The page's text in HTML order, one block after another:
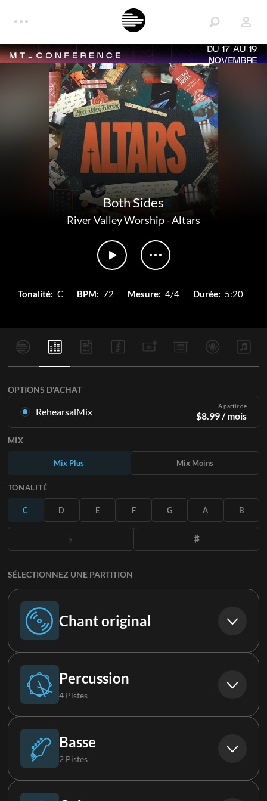
DU 17 AU 19
NOVEMBRE
Both Sides
River Valley Worship-Altars
Tonalité: C BPM: 72 Mesure: 4/4 Durée: 5:20
OPTIONS D'ACHAT
RehearsalMix À partir de
$8.99/ mois
Disponible dans les 12 tonalités avec des Mix Plus et Moins
pour chaque partition et le chant original.
S'ABONNER
MIX
Mix Plus Mix Moins
TONALITÉ
C D E F G A B
SÉLECTIONNEZ UNE PARTITION
Chant original
Chant original
Percussion
4 Pistes
Batterie (Live)
Percussions
Basse
2 Pistes
Basse